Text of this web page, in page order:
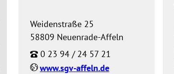
www.sgv-affeln.de
Weidenstraße 25
58809 Neuenrade-Affeln
0 23 94 / 24 57 21